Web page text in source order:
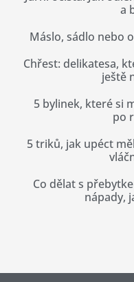
a
Máslo, sádlo nebo
Chřest: delikatesa,
ještě
5 bylinek, které si
po
5 triků, jak upéct
Co dělat s
nápady,